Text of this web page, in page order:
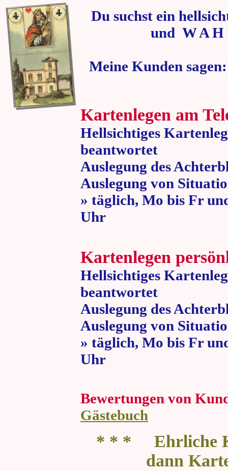
Du suchst ein
und W A H
Meine Kunden
Kartenlegen am
Hellsichtiges
beantwortet
Auslegung des
Auslegung von
» täglich, Mo bis Fr
Uhr » 80
Kartenlegen
Hellsichtiges
beantwortet
Auslegung des
Auslegung von
» täglich, Mo bis Fr
Uhr » 80
Bewertungen von
Gästebuch
* * * Ehrliche
dann